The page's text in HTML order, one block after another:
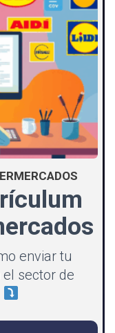
enviar tu
sector de